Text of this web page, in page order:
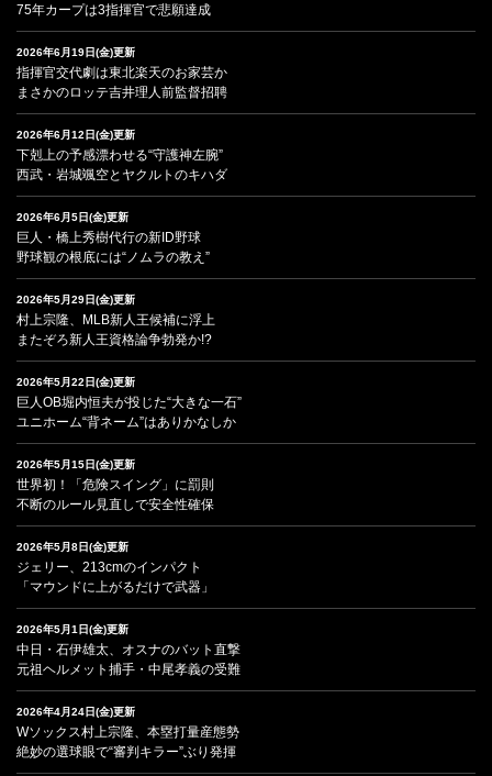
75年カープは3指揮官で悲願達成
2026年6月19日(金)更新
指揮官交代劇は東北楽天のお家芸か
まさかのロッテ吉井理人前監督招聘
2026年6月12日(金)更新
下剋上の予感漂わせる“守護神左腕”
西武・岩城颯空とヤクルトのキハダ
2026年6月5日(金)更新
巨人・橋上秀樹代行の新ID野球
野球観の根底には“ノムラの教え”
2026年5月29日(金)更新
村上宗隆、MLB新人王候補に浮上
またぞろ新人王資格論争勃発か!?
2026年5月22日(金)更新
巨人OB堀内恒夫が投じた“大きな一石”
ユニホーム“背ネーム”はありかなしか
2026年5月15日(金)更新
世界初！「危険スイング」に罰則
不断のルール見直しで安全性確保
2026年5月8日(金)更新
ジェリー、213cmのインパクト
「マウンドに上がるだけで武器」
2026年5月1日(金)更新
中日・石伊雄太、オスナのバット直撃
元祖ヘルメット捕手・中尾孝義の受難
2026年4月24日(金)更新
Wソックス村上宗隆、本塁打量産態勢
絶妙の選球眼で“審判キラー”ぶり発揮